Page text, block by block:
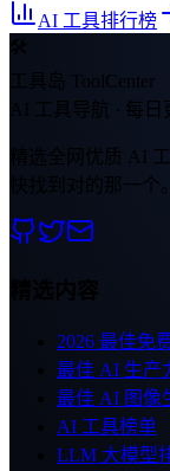
AI 工具排行榜
🛠
工具岛 ToolCenter
AI 工具导航 · 每日
精选全网优质 AI
快找到对的那一个。
精选内容
2026 最佳免
最佳 AI 生产
最佳 AI 图像
AI 工具榜单
LLM 大模型